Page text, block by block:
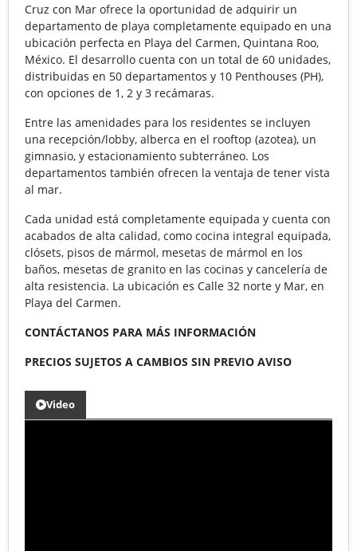
Cruz con Mar ofrece la oportunidad de adquirir un
departamento de playa completamente equipado en una
ubicación perfecta en Playa del Carmen, Quintana Roo,
México. El desarrollo cuenta con un total de 60 unidades,
distribuidas en 50 departamentos y 10 Penthouses (PH),
con opciones de 1, 2 y 3 recámaras.
Entre las amenidades para los residentes se incluyen
una recepción/lobby, alberca en el rooftop (azotea), un
gimnasio, y estacionamiento subterráneo. Los
departamentos también ofrecen la ventaja de tener vista
al mar.
Cada unidad está completamente equipada y cuenta con
acabados de alta calidad, como cocina integral equipada,
clósets, pisos de mármol, mesetas de mármol en los
baños, mesetas de granito en las cocinas y cancelería de
alta resistencia. La ubicación es Calle 32 norte y Mar, en
Playa del Carmen.
CONTÁCTANOS PARA MÁS INFORMACIÓN
PRECIOS SUJETOS A CAMBIOS SIN PREVIO AVISO
Video